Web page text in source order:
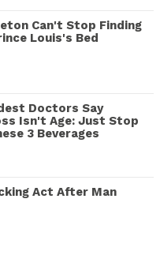
Can't Stop Finding
Louis's Bed
Doctors Say
Isn't Age: Just Stop
3 Beverages
Act After Man